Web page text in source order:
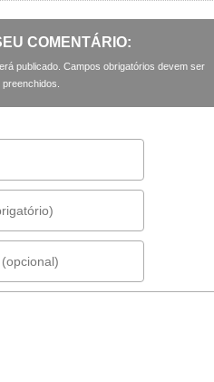
COMENTÁRIO:
publicado. Campos obrigatórios devem ser
preenchidos.